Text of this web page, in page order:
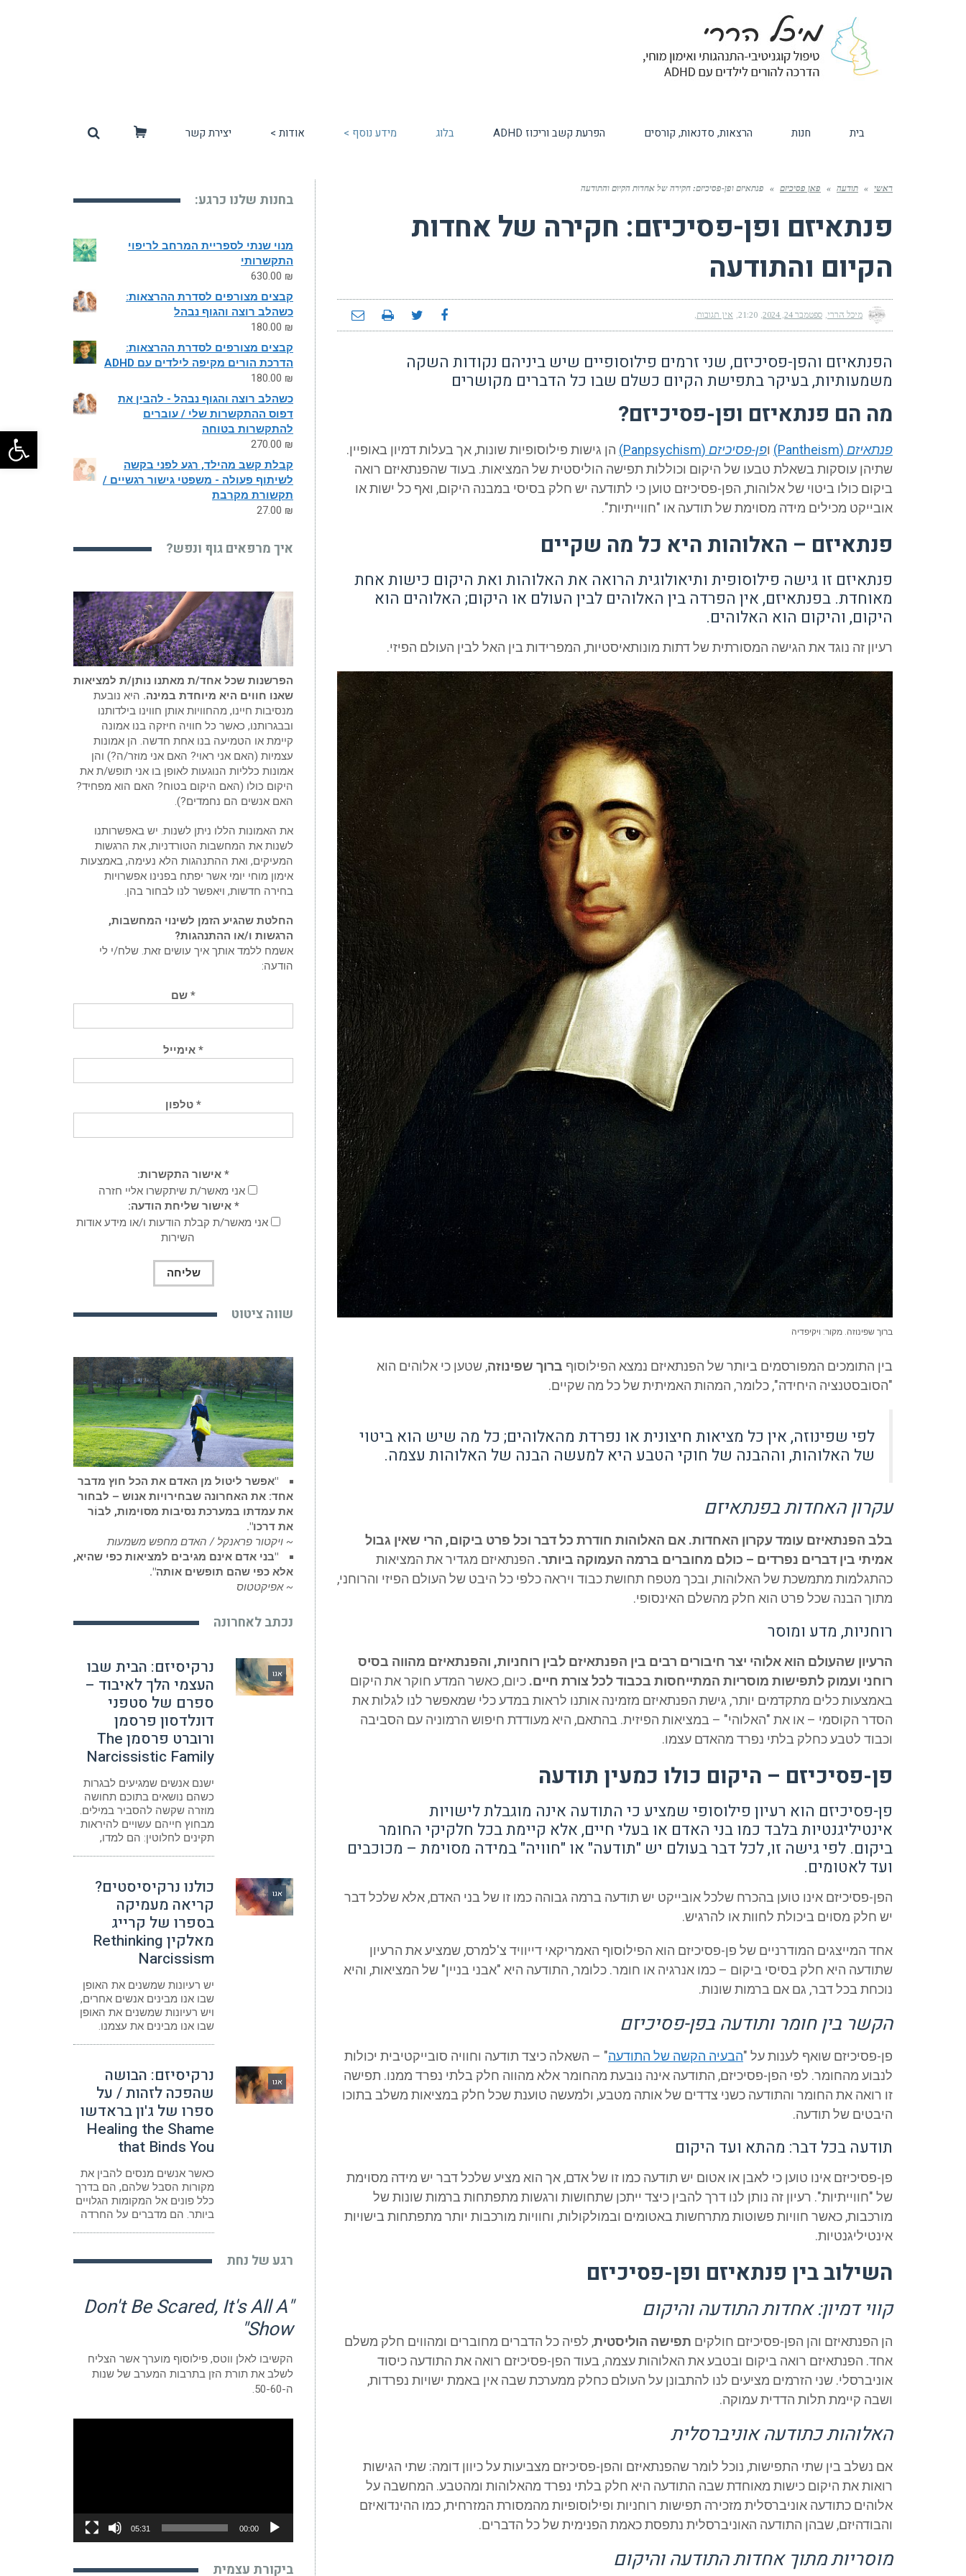
בית חנות הרצאות, סדנאות, קורסים הפרעת קשב וריכוז ADHD בלוג מידע נוסף > אודות > יצירת קשר
ראשי » תודעה » פאן פסיכיזם » פנתאיזם ופן-פסיכיזם: חקירה של אחדות הקיום והתודעה
פנתאיזם ופן-פסיכיזם: חקירה של אחדות
הקיום והתודעה
מיכל הררי ספטמבר 24, 2024 21:20 אין תגובות
הפנתאיזם והפן-פסיכיזם, שני זרמים פילוסופיים שיש ביניהם נקודות השקה
משמעותיות, בעיקר בתפישת הקיום כשלם שבו כל הדברים מקושרים
מה הם פנתאיזם ופן-פסיכיזם?
פנתאיזם (Pantheism) ופן-פסיכיזם (Panpsychism)
הן גישות פילוסופיות שונות, אך בעלות דמיון באופיין.
שתיהן עוסקות בשאלת טבעו של היקום וכוללות תפישה הוליסטית של המציאות. בעוד שהפנתאיזם רואה
ביקום כולו ביטוי של אלוהות, הפן-פסיכיזם טוען כי לתודעה יש חלק בסיסי במבנה היקום, ואף כל ישות או
אובייקט מכילים מידה מסוימת של תודעה או "חווייתיות".
פנתאיזם – האלוהות היא כל מה שקיים
פנתאיזם זו גישה פילוסופית ותיאולוגית הרואה את האלוהות ואת היקום כישות אחת
מאוחדת. בפנתאיזם, אין הפרדה בין האלוהים לבין העולם או היקום; האלוהים הוא
היקום, והיקום הוא האלוהים.
רעיון זה נוגד את הגישה המסורתית של דתות מונותאיסטיות, המפרידות בין האל לבין העולם הפיזי.
ברוך שפינוזה. מקור: ויקיפדיה
בין התומכים המפורסמים ביותר של הפנתאיזם נמצא הפילוסוף ברוך שפינוזה, שטען כי אלוהים הוא
"הסובסטנציה היחידה", כלומר, המהות האמיתית של כל מה שקיים.
לפי שפינוזה, אין כל מציאות חיצונית או נפרדת מהאלוהים; כל מה שיש הוא ביטוי
של האלוהות, וההבנה של חוקי הטבע היא למעשה הבנה של האלוהות עצמה.
עקרון האחדות בפנתאיזם
בלב הפנתאיזם עומד עקרון האחדות. אם האלוהות חודרת כל דבר וכל פרט ביקום, הרי שאין גבול
אמיתי בין דברים נפרדים – כולם מחוברים ברמה העמוקה ביותר. הפנתאיזם מגדיר את המציאות
כהתגלמות מתמשכת של האלוהות, ובכך מטפח תחושת כבוד ויראה כלפי כל היבט של העולם הפיזי והרוחני,
מתוך הבנה שכל פרט הוא חלק מהשלם האינסופי.
רוחניות, מדע ומוסר
הרעיון שהעולם הוא אלוהי יצר חיבורים רבים בין הפנתאיזם לבין רוחניות, והפנתאיזם מהווה בסיס
רוחני ועמוק לתפישות מוסריות המתייחסות בכבוד לכל צורת חיים. כיום, כאשר המדע חוקר את היקום
באמצעות כלים מתקדמים יותר, גישת הפנתאיזם מזמינה אותנו לראות במדע כלי שמאפשר לנו לגלות את
הסדר הקוסמי – או את "האלוהי" – במציאות הפיזית. בהתאם, היא מעודדת חיפוש הרמוניה עם הסביבה
וכבוד לטבע כחלק בלתי נפרד מהאדם עצמו.
פן-פסיכיזם – היקום כולו כמעין תודעה
פן-פסיכיזם הוא רעיון פילוסופי שמציע כי התודעה אינה מוגבלת לישויות
אינטיליגנטיות בלבד כמו בני האדם או בעלי חיים, אלא קיימת בכל חלקיקי החומר
ביקום. לפי גישה זו, לכל דבר בעולם יש "תודעה" או "חוויה" במידה מסוימת – מכוכבים
ועד לאטומים.
הפן-פסיכיזם אינו טוען בהכרח שלכל אובייקט יש תודעה ברמה גבוהה כמו זו של בני האדם, אלא שלכל דבר
יש חלק מסוים ביכולת לחוות או להרגיש.
אחד המייצגים המודרניים של פן-פסיכיזם הוא הפילוסוף האמריקאי דייוויד צ'למרס, שמציע את הרעיון
שתודעה היא חלק בסיסי ביקום – כמו אנרגיה או חומר. כלומר, התודעה היא "אבני בניין" של המציאות, והיא
נוכחת בכל דבר, גם אם ברמות שונות.
הקשר בין חומר ותודעה בפן-פסיכיזם
פן-פסיכיזם שואף לענות על "הבעיה הקשה של התודעה" – השאלה כיצד תודעה וחוויה סובייקטיבית יכולות
לנבוע מהחומר. לפי הפן-פסיכיזם, התודעה אינה נובעת מהחומר אלא מהווה חלק בלתי נפרד ממנו. תפישה
זו רואה את החומר והתודעה כשני צדדים של אותה מטבע, ולמעשה טוענת שכל חלק במציאות משלב בתוכו
היבטים של תודעה.
תודעה בכל דבר: מהתא ועד היקום
פן-פסיכיזם אינו טוען כי לאבן או אטום יש תודעה כמו זו של אדם, אך הוא מציע שלכל דבר יש מידה מסוימת
של "חווייתיות". רעיון זה נותן לנו דרך להבין כיצד ייתכן שתחושות ורגשות מתפתחות ברמות שונות של
מורכבות, כאשר חוויות פשוטות מתרחשות באטומים ובמולקולות, וחוויות מורכבות יותר מתפתחות בישויות
אינטיליגנטיות.
השילוב בין פנתאיזם ופן-פסיכיזם
קווי דמיון: אחדות התודעה והיקום
הן הפנתאיזם והן הפן-פסיכיזם חולקים תפישה הוליסטית, לפיה כל הדברים מחוברים ומהווים חלק משלם
אחד. הפנתאיזם רואה ביקום ובטבע את האלוהות עצמה, בעוד הפן-פסיכיזם רואה את התודעה כיסוד
אוניברסלי. שני הזרמים מציעים לנו להתבונן על העולם כחלק ממערכת שבה אין באמת ישויות נפרדות,
ושבה קיימת תלות הדדית עמוקה.
האלוהות כתודעה אוניברסלית
אם נשלב בין שתי התפישות, נוכל לומר שהפנתאיזם והפן-פסיכיזם מצביעות על כיוון דומה: שתי הגישות
רואות את היקום כישות מאוחדת שבה התודעה היא חלק בלתי נפרד מהאלוהות ומהטבע. המחשבה על
אלוהים כתודעה אוניברסלית מזכירה תפישות רוחניות ופילוסופיות מהמסורת המזרחית, כמו ההינדואיזם
והבודהיזם, שבהן התודעה האוניברסלית נתפסת כאמת הפנימית של כל הדברים.
מוסריות מתוך אחדות התודעה והיקום
בחנות שלנו כרגע:
מנוי שנתי לספריית המרחב לריפוי
התקשרותי
630.00 ₪
קבצים מצורפים לסדרת ההרצאות:
כשהלב רוצה והגוף נבהל
180.00 ₪
קבצים מצורפים לסדרת ההרצאות:
הדרכת הורים מקיפה לילדים עם ADHD
180.00 ₪
כשהלב רוצה והגוף נבהל - להבין את
דפוס ההתקשרות שלי / עוברים
להתקשרות בטוחה
270.00 ₪
קבלת קשב מהילד, רגע לפני בקשה
לשיתוף פעולה - משפטי גישור רגשיים /
תקשורת מקרבת
27.00 ₪
איך מרפאים גוף ונפש?
הפרשנות שכל אחד/ת מאתנו נותן/ת למציאות
שאנו חווים היא מיוחדת במינה. היא נובעת
מנסיבות חיינו, מהחוויות אותן חווינו בילדותנו
ובבגרותנו, כאשר כל חוויה חיזקה בנו אמונה
קיימת או הטמיעה בנו אחת חדשה. הן אמונות
עצמיות (האם אני ראוי? האם אני מוזר/ה?) והן
אמונות כלליות הנוגעות לאופן בו אני תופש/ת את
היקום כולו (האם היקום בטוח? האם הוא מפחיד?
האם אנשים הם נחמדים?).
את האמונות הללו ניתן לשנות. יש באפשרותנו
לשנות את המחשבות הטורדניות, את הרגשות
המעיקים, ואת ההתנהגות הלא נעימה, באמצעות
אימון מוחי יומי אשר יפתח בפנינו אפשרויות
בחירה חדשות, ויאפשר לנו לבחור בהן.
החלטת שהגיע הזמן לשינוי המחשבות,
הרגשות ו/או ההתנהגות?
אשמח ללמד אותך איך עושים זאת. שלח/י לי
הודעה:
* שם
* אימייל
* טלפון
* אישור התקשרות:
אני מאשר/ת שיתקשרו אליי חזרה
* אישור שליחת הודעה:
אני מאשר/ת קבלת הודעות ו/או מידע אודות
השירות
שווה ציטוט
"אפשר ליטול מן האדם את הכל חוץ מדבר
אחד: את האחרונה שבחירויות אנוש – לבחור
את עמדתו במערכת נסיבות מסוימות, לבוֹר
את דרכו".
~ ויקטור פראנקל / האדם מחפש משמעות
"בני אדם אינם מגיבים למציאות כפי שהיא,
אלא כפי שהם תופשים אותה".
~ אפיקטטוס
נכתב לאחרונה
אגו
נרקיסיזם: הבית שבו
העצמי הלך לאיבוד –
ספרם של סטפני
דונלדסון פרסמן
ורוברט פרסמן The
Narcissistic Family
ישנם אנשים שמגיעים לבגרות
כשהם נושאים בתוכם תחושה
מוזרה שקשה להסביר במילים.
מבחוץ חייהם עשויים להיראות
תקינים לחלוטין: הם למדו,
אגו
כולנו נרקיסיסטים?
קריאה מעמיקה
בספרו של קרייג
מאלקין Rethinking
Narcissism
יש רעיונות שמשנים את האופן
שבו אנו מבינים אנשים אחרים,
ויש רעיונות שמשנים את האופן
שבו אנו מבינים את עצמנו.
אגו
נרקיסיזם: הבושה
שהפכה לזהות / על
ספרו של ג'ון בראדשו
Healing the Shame
that Binds You
כאשר אנשים מנסים להבין את
מקורות הסבל שלהם, הם בדרך
כלל פונים אל המקומות הגלויים
ביותר. הם מדברים על החרדה
רגע של נחת
"Don't Be Scared, It's All A
Show"
הקשיבו לאלן ווטס, פילוסוף מוערך אשר הצליח
לשלב את תורת הזן בתרבות המערב של שנות
ה-50-60.
00:00
05:31
ביקורת עצמית